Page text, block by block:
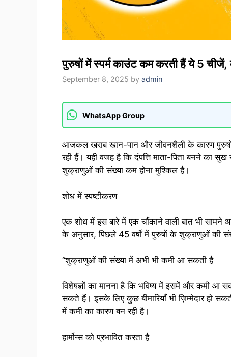
पुरुषों में स्पर्म काउंट कम करती हैं ये 5
September 8, 2025 by admin
WhatsApp Group
आजकल खराब खान-पान और जीवनशैली के कारण
रही हैं। यही वजह है कि दंपत्ति माता-पिता बनने का
शुक्राणुओं की संख्या कम होना मुश्किल है।
शोध में स्पष्टीकरण
एक शोध में इस बारे में एक चौंकाने वाली बात भी सामने
के अनुसार, पिछले 45 वर्षों में पुरुषों के शुक्राणुओं की
“शुक्राणुओं की संख्या में अभी भी कमी आ सकती है
विशेषज्ञों का मानना ​​है कि भविष्य में इसमें और कमी आ
सकते हैं। इसके लिए कुछ बीमारियाँ भी ज़िम्मेदार हो
में कमी का कारण बन रही है।
हार्मोन्स को प्रभावित करता है